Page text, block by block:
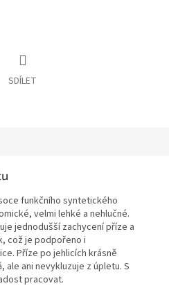
SDÍLET
funkčního syntetického
velmi lehké a nehlučné.
jednodušší zachycení příze a
což je podpořeno i
Příze po jehlicích krásně
ale ani nevykluzuje z úpletu. S
pracovat.